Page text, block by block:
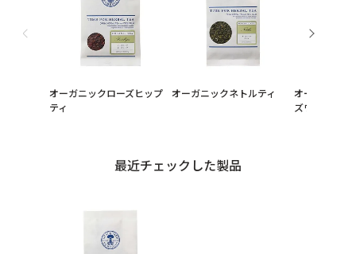
オーガニックローズヒップ
ティ
オーガニックネトルティ
オーガニック
ズワートティ
最近チェックした製品